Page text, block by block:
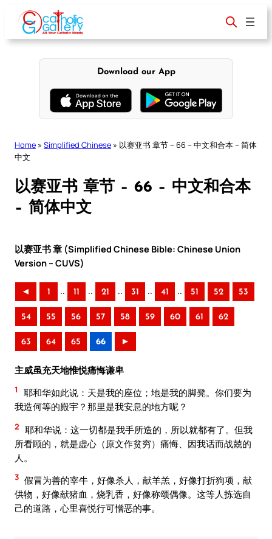
content
Download our App
Home » Simplified Chinese » 以赛亚书 章节 – 66 – 中文和合本 – 简体
中文
以赛亚书 章节 – 66 – 中文和合本
– 简体中文
以赛亚书 章 (Simplified Chinese Bible: Chinese Union
Version – CUVS)
◄ 1 .. 11 .. 21 .. 31 .. 41 .. 51 52 53
54 55 56 57 58 59 60 61 62
63 64 65 66 ►
主威虽充天地惟悦痛悔谦卑
1
耶和华如此说：天是我的座位；地是我的脚凳。你们要为
我造何等的殿宇？那里是我安息的地方呢？
2 耶和华说：这一切都是我手所造的，所以就都有了。但我
所看顾的，就是虚心（原文作贫穷）痛悔、因我话而战兢的
人。
3 假冒为善的宰牛，好像杀人，献羊羔，好像打折狗项，献
供物，好像献猪血，烧乳香，好像称颂偶像。这等人拣选自
己的道路，心里喜悦行可憎恶的事。